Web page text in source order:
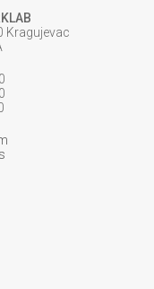
Kragujevac